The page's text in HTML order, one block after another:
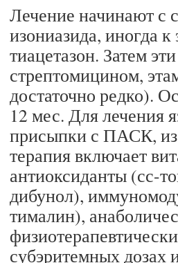
Лечение начинают с
изониазида, иногда
тиацетазон. Затем
стрептомицином,
достаточно редко).
12 мес. Для лечения
присыпки с ПАСК,
терапия включает
антиоксиданты (сс-
дибунол),
тималин),
субэритемных дозах